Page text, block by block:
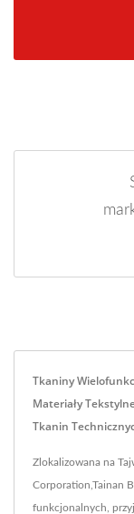
Tkaniny
Materiały
Tkanin
Zlokalizowana na
Corporation,Tainan
funkcjonalnych,